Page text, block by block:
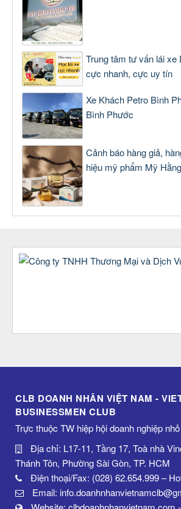
Trung tâm tư vấn lái xe
cực nhanh, cực uy tín
Xe Khách Petro Bình
Bình Phước
Cảnh báo hàng giả,
hiệu mỹ phẩm Mỹ Hằng
CLB DOANH NHÂN VIỆT NAM -
BUSINESSMEN CLUB
Trực thuộc TW hiệp hội doanh nghiệp
Địa chỉ: L17-11, Tầng 17, Toà nhà
Thánh Tôn, Phường Sài Gòn, TP. HCM
Điện thoại/Fax: (028) 62.654.999 –
Email: